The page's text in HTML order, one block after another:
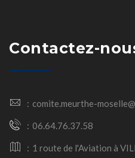
Contactez-
comite.meurthe-
06.64.76.37.58
1 route de l'Aviation à